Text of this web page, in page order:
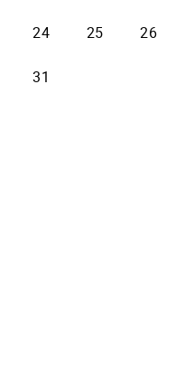
24 25 26
31